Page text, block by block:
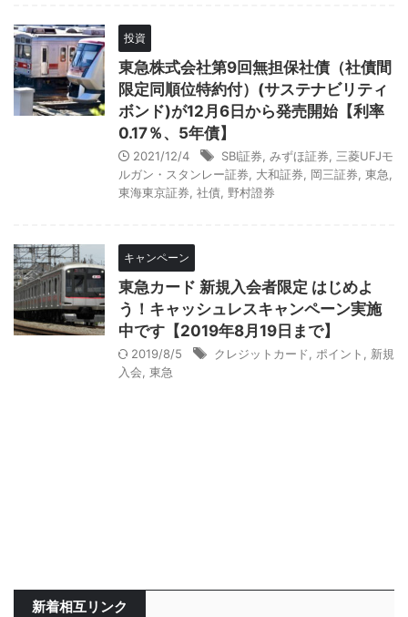
投資
東急株式会社第9回無担保社債（社債間
限定同順位特約付）(サステナビリティ
ボンド)が12月6日から発売開始【利率
0.17％、5年債】
2021/12/4 SBI証券 みずほ証券
三菱UFJモ
ルガン・スタンレー証券
大和証券 岡三証券 東急
東海東京証券 社債 野村證券
キャンペーン
東急カード 新規入会者限定 はじめよ
う！キャッシュレスキャンペーン実施
中です【2019年8月19日まで】
2019/8/5 クレジットカード ポイント
新規
入会 東急
新着相互リンク